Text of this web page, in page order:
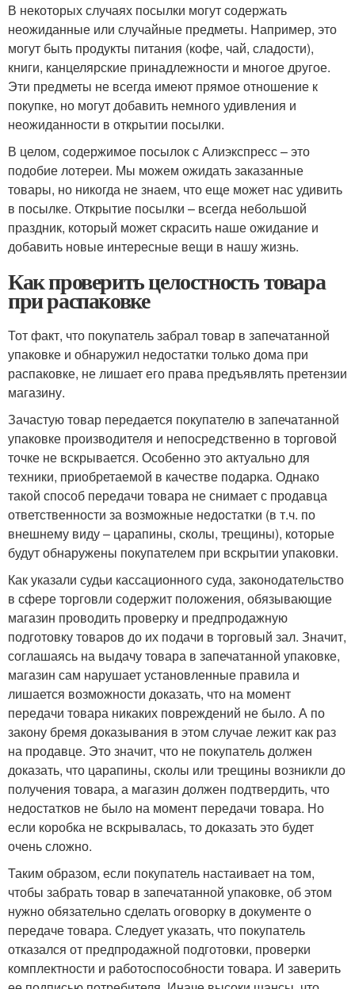
В некоторых случаях посылки могут содержать
неожиданные или случайные предметы. Например, это
могут быть продукты питания (кофе, чай, сладости),
книги, канцелярские принадлежности и многое другое.
Эти предметы не всегда имеют прямое отношение к
покупке, но могут добавить немного удивления и
неожиданности в открытии посылки.
В целом, содержимое посылок с Алиэкспресс – это
подобие лотереи. Мы можем ожидать заказанные
товары, но никогда не знаем, что еще может нас удивить
в посылке. Открытие посылки – всегда небольшой
праздник, который может скрасить наше ожидание и
добавить новые интересные вещи в нашу жизнь.
Как проверить целостность товара
при распаковке
Тот факт, что покупатель забрал товар в запечатанной
упаковке и обнаружил недостатки только дома при
распаковке, не лишает его права предъявлять претензии
магазину.
Зачастую товар передается покупателю в запечатанной
упаковке производителя и непосредственно в торговой
точке не вскрывается. Особенно это актуально для
техники, приобретаемой в качестве подарка. Однако
такой способ передачи товара не снимает с продавца
ответственности за возможные недостатки (в т.ч. по
внешнему виду – царапины, сколы, трещины), которые
будут обнаружены покупателем при вскрытии упаковки.
Как указали судьи кассационного суда, законодательство
в сфере торговли содержит положения, обязывающие
магазин проводить проверку и предпродажную
подготовку товаров до их подачи в торговый зал. Значит,
соглашаясь на выдачу товара в запечатанной упаковке,
магазин сам нарушает установленные правила и
лишается возможности доказать, что на момент
передачи товара никаких повреждений не было. А по
закону бремя доказывания в этом случае лежит как раз
на продавце. Это значит, что не покупатель должен
доказать, что царапины, сколы или трещины возникли до
получения товара, а магазин должен подтвердить, что
недостатков не было на момент передачи товара. Но
если коробка не вскрывалась, то доказать это будет
очень сложно.
Таким образом, если покупатель настаивает на том,
чтобы забрать товар в запечатанной упаковке, об этом
нужно обязательно сделать оговорку в документе о
передаче товара. Следует указать, что покупатель
отказался от предпродажной подготовки, проверки
комплектности и работоспособности товара. И заверить